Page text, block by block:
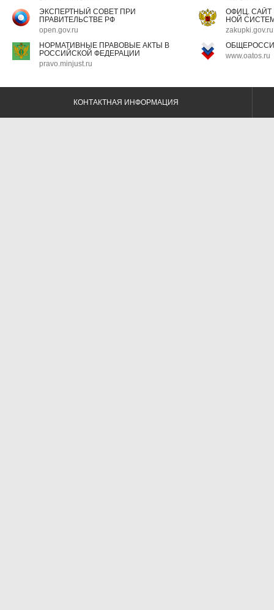
ЭКСПЕРТНЫЙ СОВЕТ ПРИ
ПРАВИТЕЛЬСТВЕ РФ
open.gov.ru
ОФИЦ.
НОЙ
zakupki.gov.ru
НОРМАТИВНЫЕ ПРАВОВЫЕ АКТЫ В
РОССИЙСКОЙ ФЕДЕРАЦИИ
pravo.minjust.ru
www.oatos.ru
КОНТАКТНАЯ ИНФОРМАЦИЯ